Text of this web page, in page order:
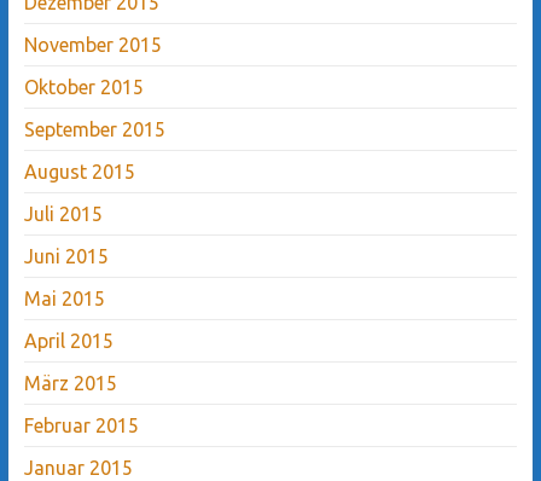
November 2015
Oktober 2015
September 2015
August 2015
Juli 2015
Juni 2015
Mai 2015
April 2015
März 2015
Februar 2015
Januar 2015